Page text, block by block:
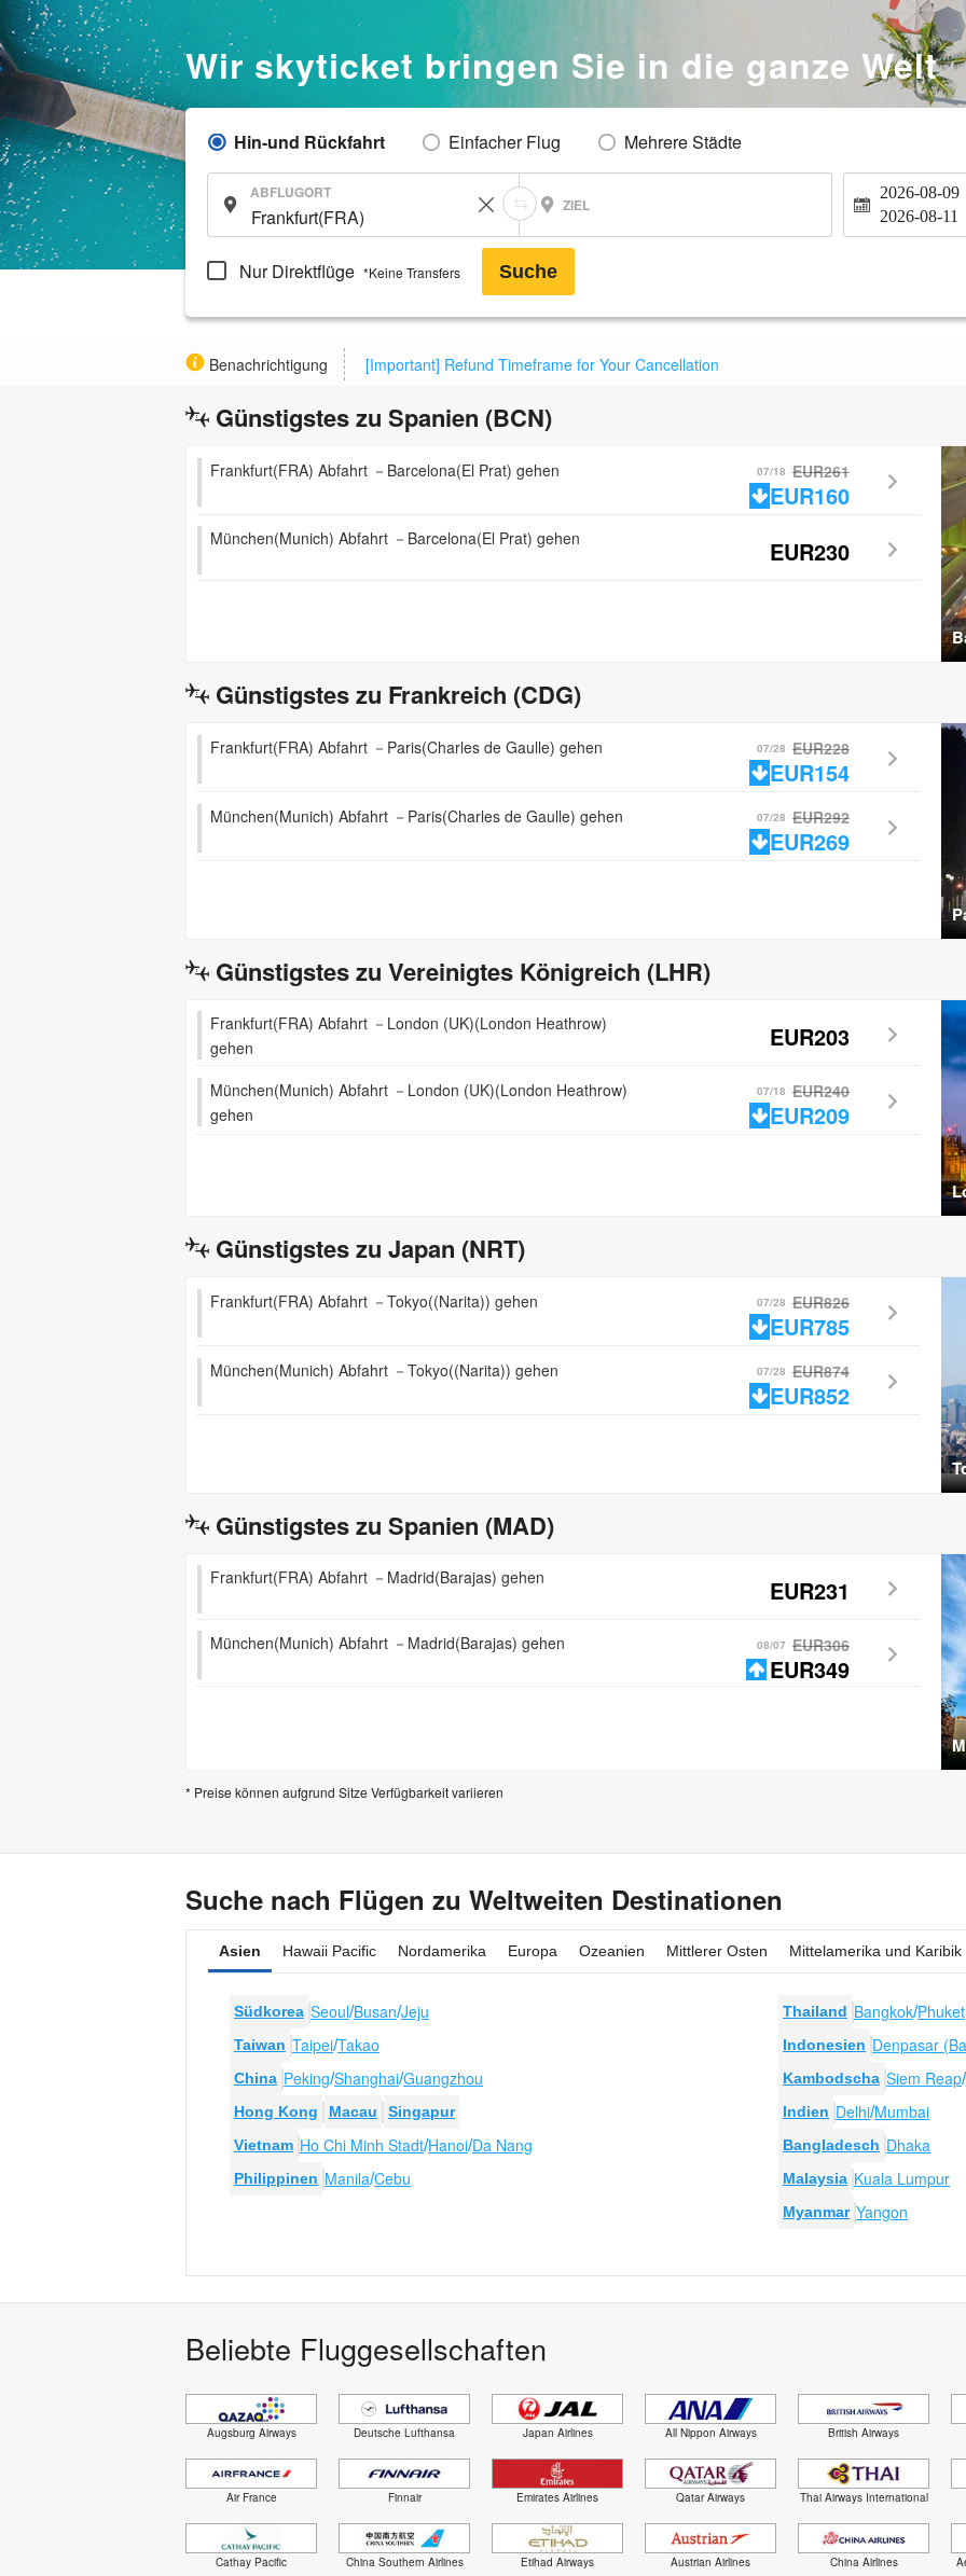
Wir skyticket bringen Sie in die ganze Welt
Hin-und Rückfahrt Einfacher Flug Mehrere Städte
ABFLUGORT
ZIEL
2026-08-09
2026-08-11
Nur Direktflüge *Keine Transfers Suche
Benachrichtigung [Important] Refund Timeframe for Your Cancellation
Günstigstes zu Spanien (BCN)
Frankfurt(FRA) Abfahrt －Barcelona(El Prat) gehen 07/18 EUR261
EUR160
München(Munich) Abfahrt －Barcelona(El Prat) gehen EUR230
Günstigstes zu Frankreich (CDG)
Frankfurt(FRA) Abfahrt －Paris(Charles de Gaulle) gehen 07/28 EUR228
EUR154
München(Munich) Abfahrt －Paris(Charles de Gaulle) gehen 07/28 EUR292
EUR269
Günstigstes zu Vereinigtes Königreich (LHR)
Frankfurt(FRA) Abfahrt －London (UK)(London Heathrow)
gehen
EUR203
München(Munich) Abfahrt －London (UK)(London Heathrow)
gehen
07/18 EUR240
EUR209
Günstigstes zu Japan (NRT)
Frankfurt(FRA) Abfahrt －Tokyo((Narita)) gehen 07/28 EUR826
EUR785
München(Munich) Abfahrt －Tokyo((Narita)) gehen 07/28 EUR874
EUR852
Günstigstes zu Spanien (MAD)
Frankfurt(FRA) Abfahrt －Madrid(Barajas) gehen EUR231
München(Munich) Abfahrt －Madrid(Barajas) gehen 08/07 EUR306
EUR349
* Preise können aufgrund Sitze Verfügbarkeit variieren
Suche nach Flügen zu Weltweiten Destinationen
Asien Hawaii Pacific Nordamerika Europa Ozeanien Mittlerer Osten Mittelamerika und Karibik
Südkorea Seoul/Busan/Jeju
Taiwan Taipei/Takao
China Peking/Shanghai/Guangzhou
Hong Kong Macau
Singapur
Vietnam Ho Chi Minh Stadt/Hanoi/Da Nang
Philippinen Manila/Cebu
Thailand Bangkok/Phuket
Indonesien Denpasar
Kambodscha Siem Reap/
Indien Delhi/Mumbai
Bangladesch Dhaka
Malaysia Kuala Lumpur
Myanmar Yangon
Beliebte Fluggesellschaften
Augsburg Airways Deutsche Lufthansa Japan Airlines All Nippon Airways British Airways
Air France Finnair Emirates Airlines Qatar Airways Thai Airways International
Cathay Pacific China Southern Airlines Etihad Airways Austrian Airlines China Airlines